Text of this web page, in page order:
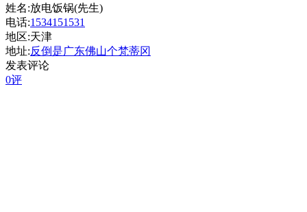
姓名:放电饭锅(先生)
电话:1534151531
地区:天津
地址:反倒是广东佛山个梵蒂冈
发表评论
0评